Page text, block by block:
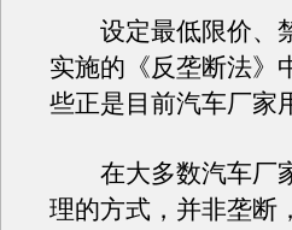
设定最低限价、禁
实施的《反垄断法》
些正是目前汽车厂家
在大多数汽车厂家
理的方式，并非垄断